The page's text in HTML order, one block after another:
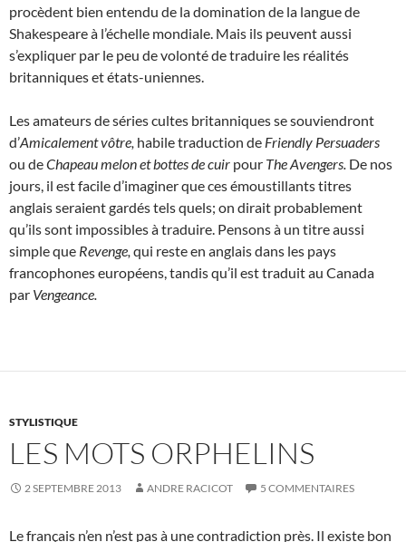
procèdent bien entendu de la domination de la langue de
Shakespeare à l’échelle mondiale. Mais ils peuvent aussi
s’expliquer par le peu de volonté de traduire les réalités
britanniques et états-uniennes.
Les amateurs de séries cultes britanniques se souviendront
d’Amicalement vôtre, habile traduction de Friendly Persuaders
ou deChapeau melon et bottes de cuir pour The Avengers. De nos
jours, il est facile d’imaginer que ces émoustillants titres
anglais seraient gardés tels quels; on dirait probablement
qu’ils sont impossibles à traduire. Pensons à un titre aussi
simple que Revenge, qui reste en anglais dans les pays
francophones européens, tandis qu’il est traduit au Canada
par Vengeance.
STYLISTIQUE
LES MOTS ORPHELINS
2 SEPTEMBRE 2013 ANDRE RACICOT 5 COMMENTAIRES
Le français n’en n’est pas à une contradiction près. Il existe bon